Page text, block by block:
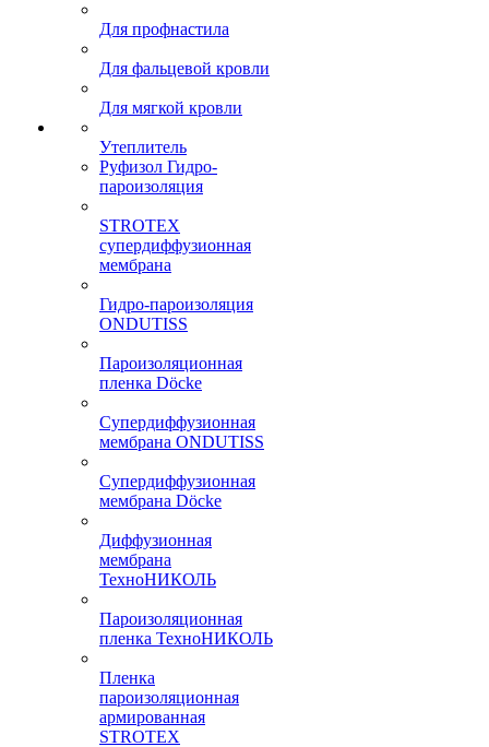
Для профнастила
Для фальцевой кровли
Для мягкой кровли
Утеплитель
Руфизол Гидро-
пароизоляция
STROTEX
супердиффузионная
мембрана
Гидро-пароизоляция
ONDUTISS
Пароизоляционная
пленка Döcke
Супердиффузионная
мембрана ONDUTISS
Супердиффузионная
мембрана Döcke
Диффузионная
мембрана
ТехноНИКОЛЬ
Пароизоляционная
пленка ТехноНИКОЛЬ
Пленка
пароизоляционная
армированная
STROTEX